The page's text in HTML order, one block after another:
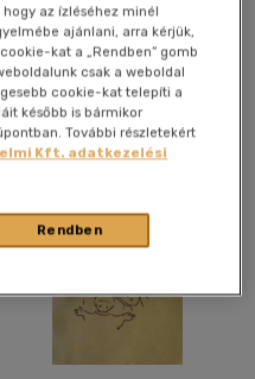
az ízléséhez minél
ajánlani, arra kérjük,
kat a „Rendben” gomb
csak a weboldal
cookie-kat telepíti a
később is bármikor
További részletekért
Kft. adatkezelési
Rendben